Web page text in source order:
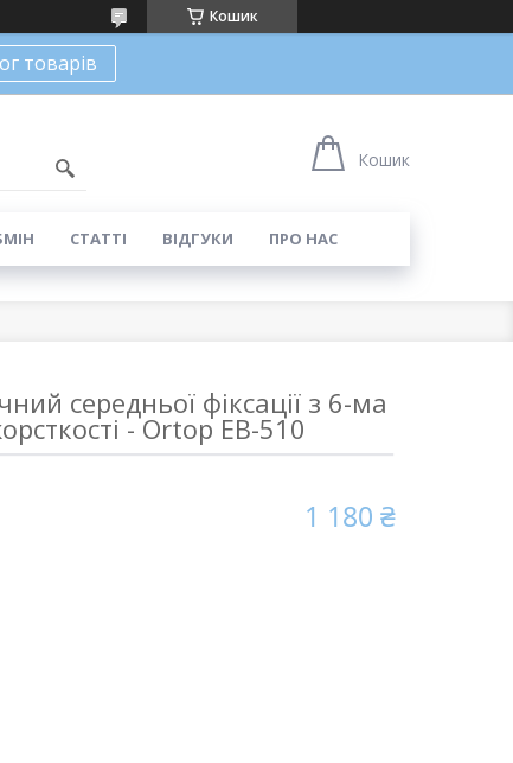
Кошик
товарів
Кошик
СТАТТІ ВІДГУКИ ПРО НАС
середньої фіксації з 6-ма
- Ortop EB-510
1 180 ₴